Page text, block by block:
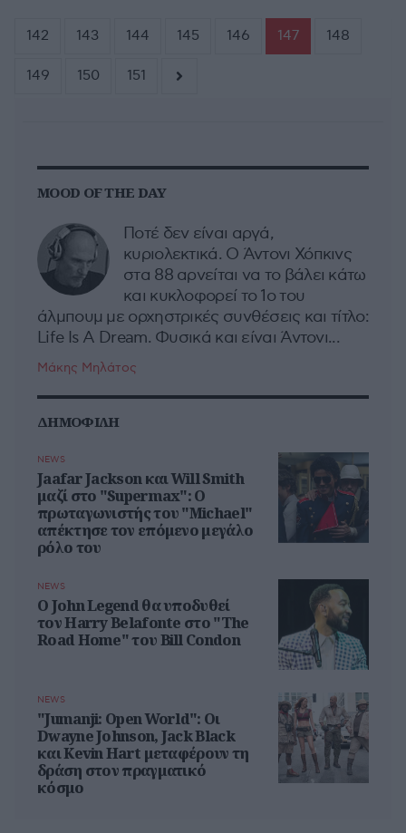
142 143 144 145 146 147 148
149 150 151
MOOD OF THE DAY
Ποτέ δεν είναι αργά,
κυριολεκτικά. Ο Άντονι Χόπκινς
στα 88 αρνείται να το βάλει κάτω
και κυκλοφορεί το 1ο του
άλμπουμ με ορχηστρικές συνθέσεις και τίτλο:
Life Is A Dream. Φυσικά και είναι Άντονι...
Μάκης Μηλάτος
ΔΗΜΟΦΙΛΗ
NEWS
Jaafar Jackson και Will Smith
μαζί στο "Supermax": Ο
πρωταγωνιστής του "Michael"
απέκτησε τον επόμενο μεγάλο
ρόλο του
NEWS
Ο John Legend θα υποδυθεί
τον Harry Belafonte στο "The
Road Home" του Bill Condon
NEWS
"Jumanji: Open World": Οι
Dwayne Johnson, Jack Black
και Kevin Hart μεταφέρουν τη
δράση στον πραγματικό
κόσμο